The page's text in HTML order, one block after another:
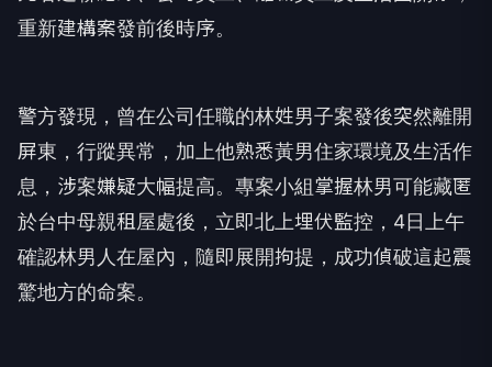
重新建構案發前後時序。
警方發現，曾在公司任職的林姓男子案發後突然離開
屏東，行蹤異常，加上他熟悉黃男住家環境及生活作
息，涉案嫌疑大幅提高。專案小組掌握林男可能藏匿
於台中母親租屋處後，立即北上埋伏監控，4日上午
確認林男人在屋內，隨即展開拘提，成功偵破這起震
驚地方的命案。